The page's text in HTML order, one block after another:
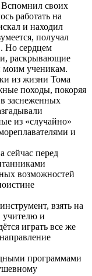
Вспомнил своих
работать на
и находил
получал
Но сердцем
раскрывающие
моим ученикам.
из жизни Тома
походы, покоряя
заснеженных
из «случайно»
и
сейчас перед
возможностей
взять на
учителю и
играть все же
программами